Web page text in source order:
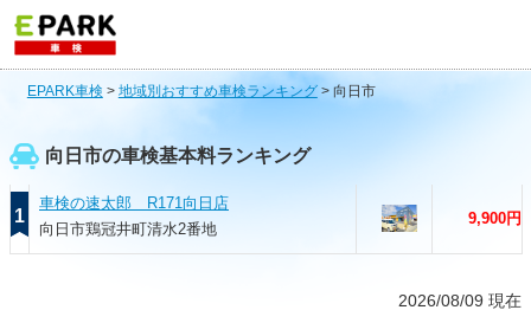
EPARK車検 > 地域別おすすめ車検ランキング> 向日市
向日市の車検基本料ランキング
1
車検の速太郎 R171向日店
向日市鶏冠井町清水2番地
9,900円
2026/08/09 現在